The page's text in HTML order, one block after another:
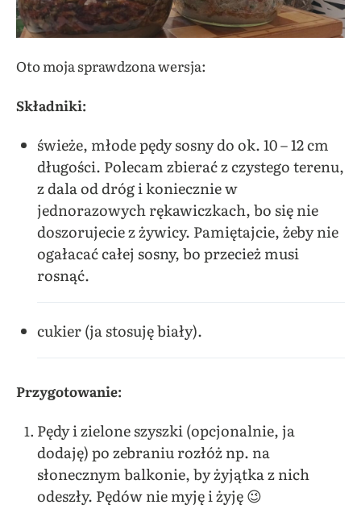
Oto moja sprawdzona wersja:
Składniki:
świeże, młode pędy sosny do ok. 10 – 12 cm
długości. Polecam zbierać z czystego terenu,
z dala od dróg i koniecznie w
jednorazowych rękawiczkach, bo się nie
doszorujecie z żywicy. Pamiętajcie, żeby nie
ogałacać całej sosny, bo przecież musi
rosnąć.
cukier (ja stosuję biały).
Przygotowanie:
Pędy i zielone szyszki (opcjonalnie, ja
dodaję) po zebraniu rozłóż np. na
słonecznym balkonie, by żyjątka z nich
odeszły. Pędów nie myję i żyję 😉